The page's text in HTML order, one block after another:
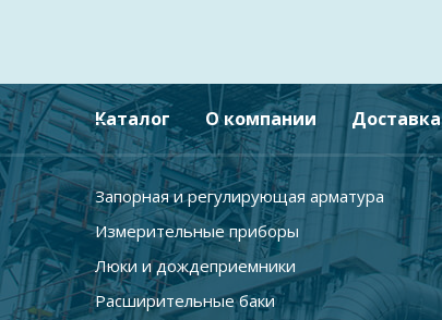
Каталог О компании Доставка
Запорная и регулирующая арматура
Измерительные приборы
Люки и дождеприемники
Расширительные баки